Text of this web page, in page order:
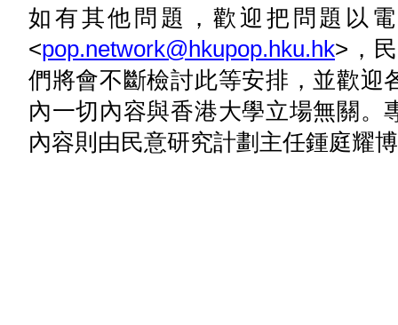
如有其他問題，歡迎把問題以
<pop.network@hkupop.hku.hk>，
們將會不斷檢討此等安排，並歡迎
內一切內容與香港大學立場無關。
內容則由民意研究計劃主任鍾庭耀